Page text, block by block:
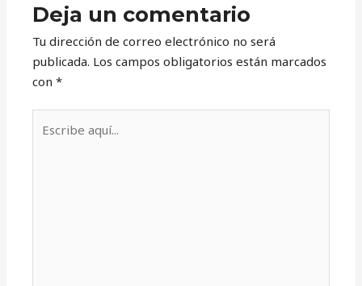
Deja un comentario
Tu dirección de correo electrónico no será
publicada. Los campos obligatorios están marcados
con*
aquí...